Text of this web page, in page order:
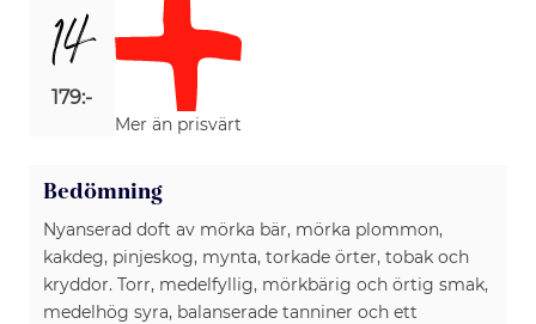
14
179:-
Mer än prisvärt
Bedömning
Nyanserad doft av mörka bär, mörka plommon,
kakdeg, pinjeskog, mynta, torkade örter, tobak och
kryddor. Torr, medelfyllig, mörkbärig och örtig smak,
medelhög syra, balanserade tanniner och ett